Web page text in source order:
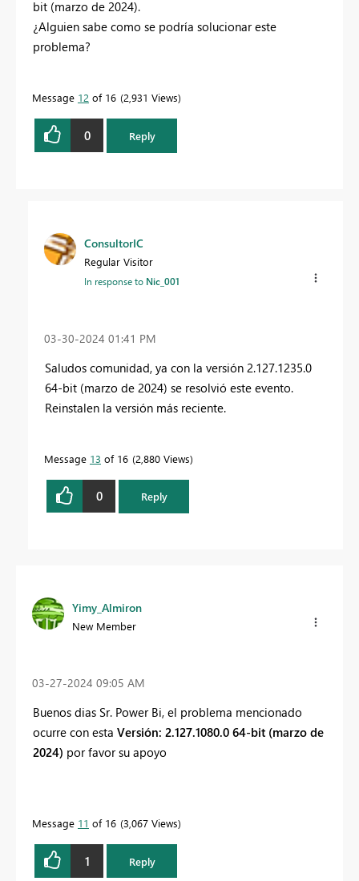
bit (marzo de 2024).
¿Alguien sabe como se podría solucionar este
problema?
Message 12 of 16 2,931 Views
0 Reply
ConsultorIC
Regular Visitor
In response to Nic_001
‎03-30-2024 01:41 PM
Saludos comunidad, ya con la versión 2.127.1235.0
64-bit (marzo de 2024) se resolvió este evento.
Reinstalen la versión más reciente.
Message 13 of 16 2,880 Views
0 Reply
Yimy_Almiron
New Member
‎03-27-2024 09:05 AM
Buenos dias Sr. Power Bi, el problema mencionado
ocurre con esta Versión: 2.127.1080.0 64-bit (marzo de
2024) por favor su apoyo
Message 11 of 16 3,067 Views
1 Reply